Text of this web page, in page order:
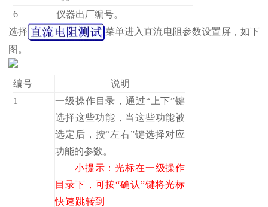
6
仪器出厂编号。
选择
菜单进入直流电阻参数设置屏，如下
图。
编号
说明
1
一级操作目录，通过“上下”键
选择这些功能，当这些功能被
选定后，按“左右”键选择对应
功能的参数。
小提示：光标在一级操作
目录下，可按“确认”键将光标
快速跳转到